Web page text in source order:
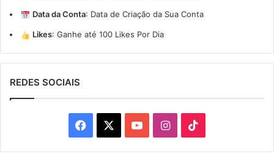
Data da Conta: Data de Criação da Sua Conta
Likes: Ganhe até 100 Likes Por Dia
REDES SOCIAIS
Facebook YouTubeInstagram